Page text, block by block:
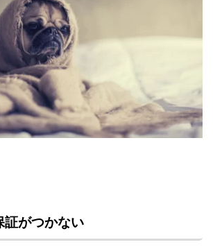
がつかない